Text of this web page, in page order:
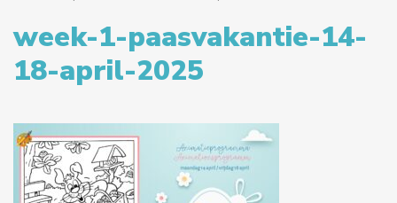
week-1-paasvakantie-14-
18-april-2025